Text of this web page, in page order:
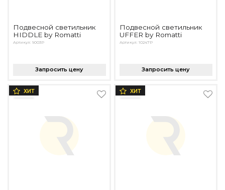
Подвесной светильник
HIDDLE by Romatti
Артикул: 9003P
Запросить цену
Подвесной светильник
UFFER by Romatti
Артикул: 10247P
Запросить цену
ХИТ ХИТ